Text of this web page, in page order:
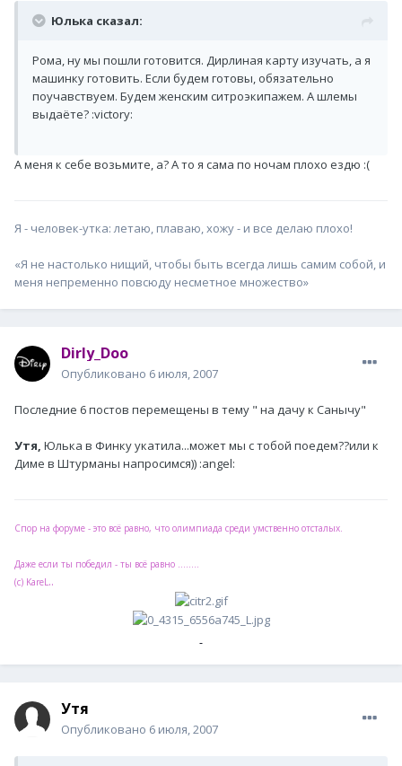
Юлька сказал:
Рома, ну мы пошли готовится. Дирлиная карту изучать, а я
машинку готовить. Если будем готовы, обязательно
поучавствуем. Будем женским ситроэкипажем. А шлемы
выдаёте? :victory:
А меня к себе возьмите, а? А то я сама по ночам плохо ездю :(
Я - человек-утка: летаю, плаваю, хожу - и все делаю плохо!
«Я не настолько нищий, чтобы быть всегда лишь самим собой, и
меня непременно повсюду несметное множество»
Dirly_Doo
Опубликовано 6 июля, 2007
Последние 6 постов перемещены в тему " на дачу к Санычу"
Утя, Юлька в Финку укатила...может мы с тобой поедем??или к
Диме в Штурманы напросимся)) :angel:
Спор на форуме - это всё равно, что олимпиада среди умственно отсталых.
Даже если ты победил - ты всё равно ........
(с) KareL..
Утя
Опубликовано 6 июля, 2007